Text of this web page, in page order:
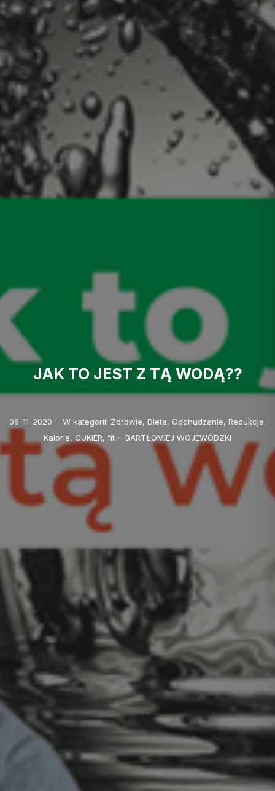
JAK TO JEST Z TĄ WODĄ??
06-11-2020 · W kategorii: Zdrowie, Dieta, Odchudzanie, Redukcja,
Kalorie, CUKIER, fit · BARTŁOMIEJ WOJEWÓDZKI